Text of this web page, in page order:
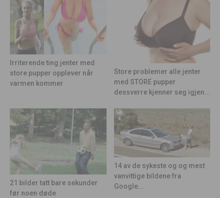
Irriterende ting jenter med
store pupper opplever når
varmen kommer
Store problemer alle jenter
med STORE pupper
dessverre kjenner seg igjen...
21 bilder tatt bare sekunder
før noen døde
14 av de sykeste og og mest
vanvittige bildene fra
Google...